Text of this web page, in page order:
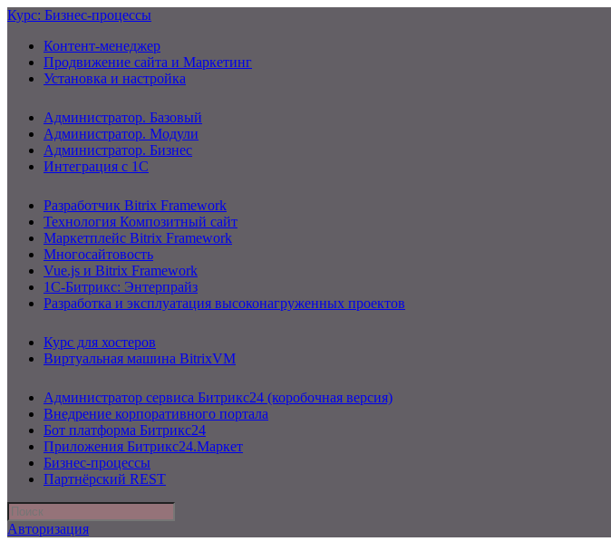
Курс: Бизнес-процессы
Контент-менеджер
Продвижение сайта и Маркетинг
Установка и настройка
Администратор. Базовый
Администратор. Модули
Администратор. Бизнес
Интеграция с 1С
Разработчик Bitrix Framework
Технология Композитный сайт
Маркетплейс Bitrix Framework
Многосайтовость
Vue.js и Bitrix Framework
1С-Битрикс: Энтерпрайз
Разработка и эксплуатация высоконагруженных проектов
Курс для хостеров
Виртуальная машина BitrixVM
Администратор сервиса Битрикс24 (коробочная версия)
Внедрение корпоративного портала
Бот платформа Битрикс24
Приложения Битрикс24.Маркет
Бизнес-процессы
Партнёрский REST
Авторизация